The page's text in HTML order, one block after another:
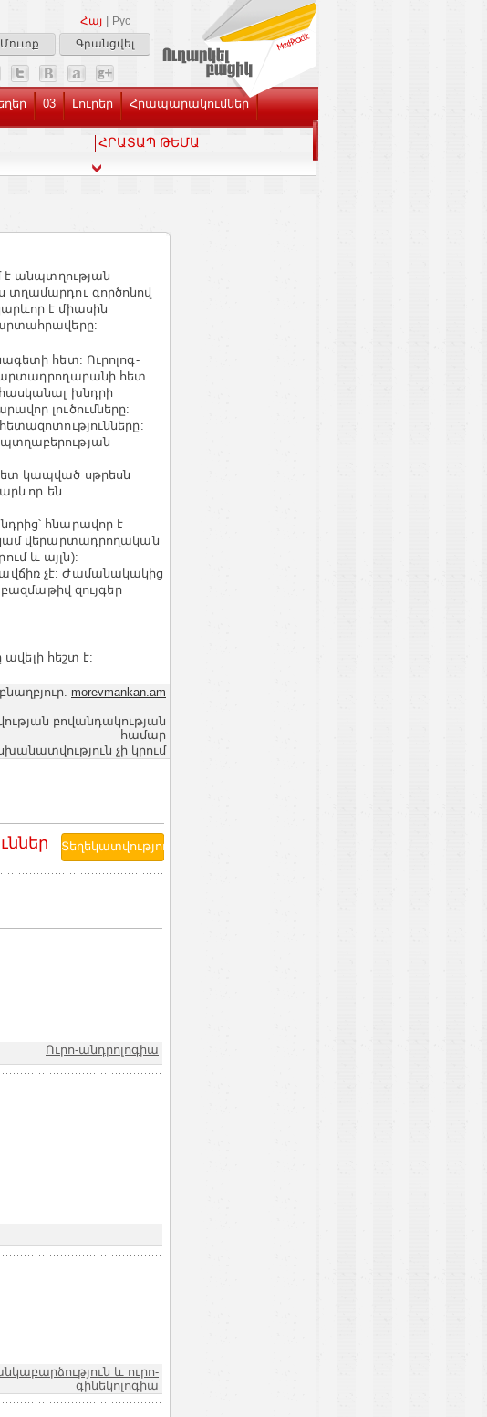
Հայ
Рус
Մուտք
Գրանցվել
03 Լուրեր Հրապարակումներ
ՀՐԱՏԱՊ ԹԵՄԱ
է անպտղության
գործոնով
է միասին
հետ: Ուրոլոգ-
հետ
խնդրի
լուծումները:
կապված սթրեսն
են
հնարավոր է
կամ վերարտադրողական
և այլն):
չէ: Ժամանակակից
զույգեր
հեշտ է:
morevmankan.am
բովանդակության
համար
չի կրում
Ուրո-անդրոլոգիա
և ուրո-
գինեկոլոգիա